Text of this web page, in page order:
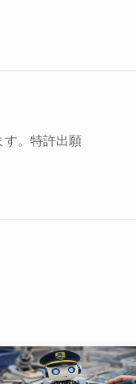
す。特許出願